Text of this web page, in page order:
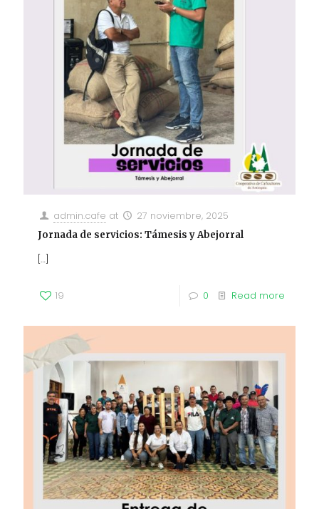
admin.cafe at 27 noviembre, 2025
Jornada de servicios: Támesis y Abejorral
[…]
19 0 Read more